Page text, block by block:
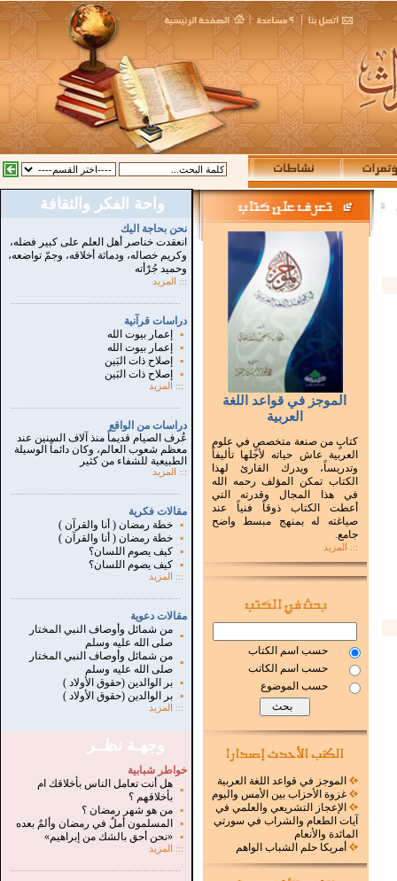
واحة الفكر والثقافة
نحن بحاجة اليك
انعقدت خناصر أهل العلم على كبير فضله،
وكريم خصاله، ودماثة أخلاقه، وجمّ تواضعه،
وحميد جُرْأته
::: المزيد
دراسات قرآنية
▪
إعمار بيوت الله
▪
إعمار بيوت الله
▪
إصلاح ذات البَين
▪
إصلاح ذات البَين
:::
المزيد
دراسات من الواقع
عُرف الصيام قديماً منذ آلاف السنين عند
معظم شعوب العالم، وكان دائماً الوسيلة
الطبيعية للشفاء من كثير
:::
المزيد
مقالات فكرية
▪
خطة رمضان ( أنا والقرآن )
▪
خطة رمضان ( أنا والقرآن )
▪
كيف يصوم اللسان؟
▪
كيف يصوم اللسان؟
:::
المزيد
مقالات دعوية
▪
من شمائل وأوصاف النبي المختار
صلى الله عليه وسلم
▪
من شمائل وأوصاف النبي المختار
صلى الله عليه وسلم
▪
بر الوالدين (حقوق الأولاد )
▪
بر الوالدين (حقوق الأولاد )
::: المزيد
وجهـة نظــر
خواطر شبابية
▪
هل أنت تعامل الناس بأخلاقك ام
بأخلاقهم ؟
▪
من هو شهر رمضان ؟
▪
المسلمون أملٌ في رمضان وألمٌ بعده
▪
«نحن أحق بالشك من إبراهيم»
:::
المزيد
الموجز في قواعد اللغة
العربية
كتابٍ من صنعة متخصصٍ في علوم
العربية عاش حياته لأجلها تأليفاً
وتدريساً، ويدرك القارئ لهذا
الكتاب تمكن المؤلف رحمه الله
في هذا المجال وقدرته التي
أعطت الكتاب ذوقاً فنياً عند
صياغته له بمنهج مبسط واضح
جامع.
::: المزيد
حسب اسم الكتاب
حسب اسم الكاتب
حسب الموضوع
الموجز في قواعد اللغة العربية
غزوة الأحزاب بين الأمس واليوم
الإعجاز التشريعي والعلمي في
آيات الطعام والشراب في سورتي
المائدة والأنعام
أمريكا حلم الشباب الواهم